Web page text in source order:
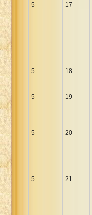
5 17
5 18
5 19
5 20
5 21